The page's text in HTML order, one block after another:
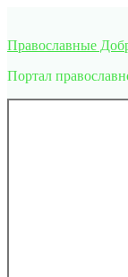
содержимому
Православные
Портал